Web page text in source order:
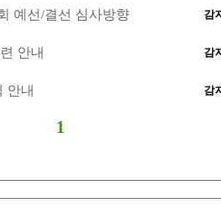
예선/결선 심사방향 감
안내 감
안내 감
1